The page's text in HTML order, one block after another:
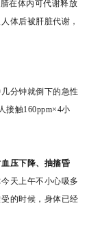
在体内可代谢释放
体后被肝脏代谢，
分钟就倒下的急性
接触160ppm×4小
压下降、抽搐昏
天上午不小心吸多
的时候，身体已经